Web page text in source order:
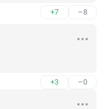
+7 –8
+3 –0